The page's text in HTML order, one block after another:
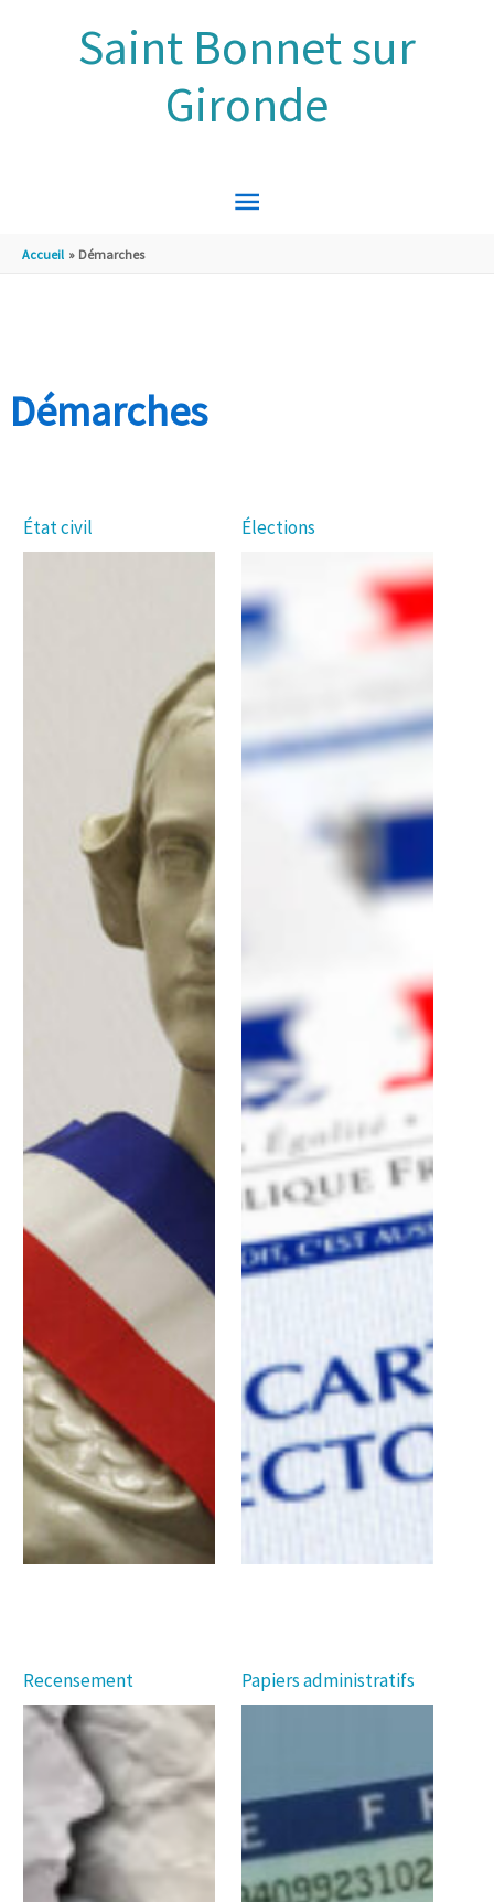
Saint Bonnet sur
Gironde
MENU
Accueil Démarches
Démarches
État civil Élections
Recensement Papiers administratifs